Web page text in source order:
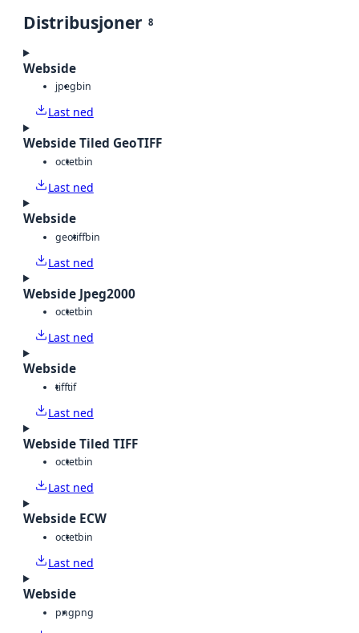
Distribusjoner 8
Webside
jpegbin
Last ned
Webside Tiled GeoTIFF
octetbin
Last ned
Webside
geotiffbin
Last ned
Webside Jpeg2000
octetbin
Last ned
Webside
tifftif
Last ned
Webside Tiled TIFF
octetbin
Last ned
Webside ECW
octetbin
Last ned
Webside
pngpng